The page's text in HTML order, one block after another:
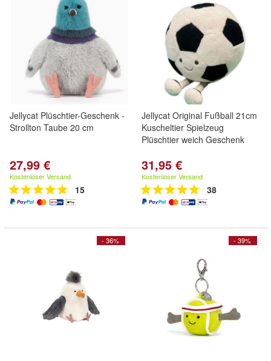
Jellycat Plüschtier-Geschenk -
Strollton Taube 20 cm
27,99 €
Kostenloser Versand
15
Jellycat Original Fußball 21cm
Kuscheltier Spielzeug
Plüschtier weich Geschenk
31,95 €
Kostenloser Versand
38
- 36% - 39%